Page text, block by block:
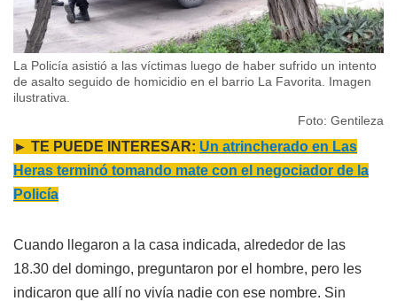
La Policía asistió a las víctimas luego de haber sufrido un intento
de asalto seguido de homicidio en el barrio La Favorita. Imagen
ilustrativa.
Foto: Gentileza
► TE PUEDE INTERESAR: Un atrincherado en Las
Heras terminó tomando mate con el negociador de la
Policía
Cuando llegaron a la casa indicada, alrededor de las
18.30 del domingo, preguntaron por el hombre, pero les
indicaron que allí no vivía nadie con ese nombre. Sin